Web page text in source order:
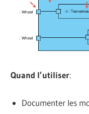
Quand l’utiliser:
Documenter les